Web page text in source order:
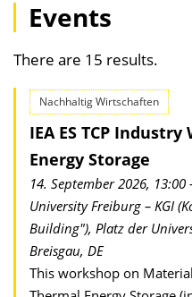
Events
There are 15 results.
Nachhaltig Wirtschaften
IEA ES TCP
Energy Storage
14. September 2026, 13:00
University Freiburg – KGI
Building"), Platz der
Breisgau, DE
This workshop on